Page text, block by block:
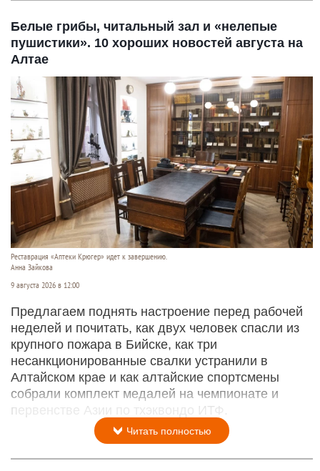
Белые грибы, читальный зал и «нелепые
пушистики». 10 хороших новостей августа на
Алтае
Реставрация «Аптеки Крюгер» идет к завершению.
Анна Зайкова
9 августа 2026 в 12:00
Предлагаем поднять настроение перед рабочей
неделей и почитать, как двух человек спасли из
крупного пожара в Бийске, как три
несанкционированные свалки устранили в
Алтайском крае и как алтайские спортсмены
собрали комплект медалей на чемпионате и
первенстве Азии по тхэквондо ИТФ.
Читать полностью